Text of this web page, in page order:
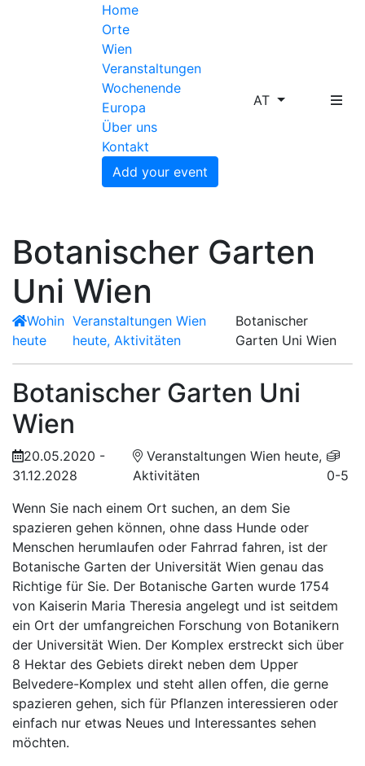
Home
Orte
Wien
Veranstaltungen
Wochenende
Europa
Über uns
Kontakt
Add your event
AT
Botanischer Garten
Uni Wien
Wohin
heute
Veranstaltungen Wien
heute, Aktivitäten
Botanischer
Garten Uni Wien
Botanischer Garten Uni
Wien
20.05.2020 -
31.12.2028
Veranstaltungen Wien heute,
Aktivitäten
0-5
Wenn Sie nach einem Ort suchen, an dem Sie
spazieren gehen können, ohne dass Hunde oder
Menschen herumlaufen oder Fahrrad fahren, ist der
Botanische Garten der Universität Wien genau das
Richtige für Sie. Der Botanische Garten wurde 1754
von Kaiserin Maria Theresia angelegt und ist seitdem
ein Ort der umfangreichen Forschung von Botanikern
der Universität Wien. Der Komplex erstreckt sich über
8 Hektar des Gebiets direkt neben dem Upper
Belvedere-Komplex und steht allen offen, die gerne
spazieren gehen, sich für Pflanzen interessieren oder
einfach nur etwas Neues und Interessantes sehen
möchten.